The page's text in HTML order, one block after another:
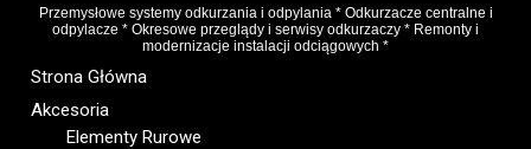
Przemysłowe systemy odkurzania i odpylania * Odkurzacze centralne i
odpylacze * Okresowe przeglądy i serwisy odkurzaczy * Remonty i
modernizacje instalacji odciągowych *
Strona Główna
Akcesoria
Elementy Rurowe